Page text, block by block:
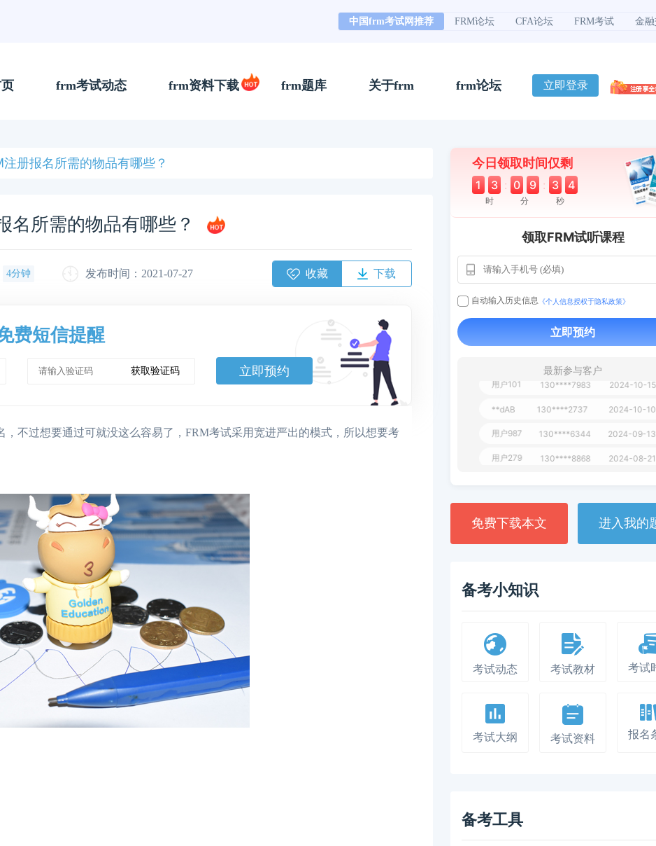
中国frm考试网推荐 FRM论坛 CFA论坛 FRM考试 金
frm考试动态 frm资料下载 frm题库 关于frm frm论坛 立即登录
册报名所需的物品有哪些？
名所需的物品有哪些？
4分钟 发布时间：2021-07-27 收藏 下载
费短信提醒
获取验证码 立即预约
不过想要通过可就没这么容易了，FRM考试采用宽进严出的模式，所以想要考
今日领取时间仅剩
1 3 : 0 9 : 3 3
时 分 秒
领取FRM试听课程
自动输入历史信息 《个人信息授权于隐私政策》
立即预约
最新参与客户
用户163 112****290 1天
**AoZ 130****8017 1 天前
用户651 127****21 2024-11-19
用户349 130****9630 2024-11-
用户987
免费下载本文 进入我的
备考小知识
考试动态 考试教材 考试
考试大纲 考试资料 报名
备考工具